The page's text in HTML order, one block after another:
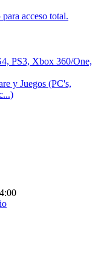
acceso total.
PS3, Xbox 360/One,
y Juegos (PC's,